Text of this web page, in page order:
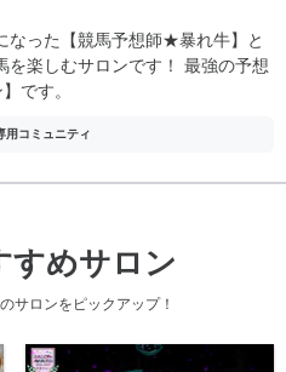
なった【競馬予想師★暴れ牛】と
を楽しむサロンです！ 最強の予想
です。
用コミュニティ
すめサロン
サロンをピックアップ！